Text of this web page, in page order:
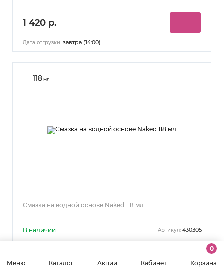
Меню Каталог Акции Кабинет
0
Корзина
1 420 р.
Дата отгрузки: завтра (14:00)
118мл
Смазка на водной основе Naked 118 мл
В наличии Артикул: 430305